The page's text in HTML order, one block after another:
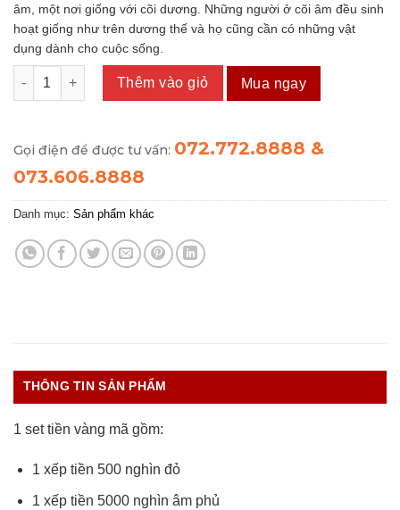
âm, một nơi giống với cõi dương. Những người ở cõi âm đều sinh
hoạt giống như trên dương thế và họ cũng cần có những vật
dụng dành cho cuộc sống.
TIỀN VÀNG số lượng
Thêm vào giỏ Mua ngay
Gọi điện để được tư vấn: 072.772.8888 &
073.606.8888
Danh mục: Sản phẩm khác
THÔNG TIN SẢN PHẨM
1 set tiền vàng mã gồm:
1 xếp tiền 500 nghìn đỏ
1 xếp tiền 5000 nghìn âm phủ